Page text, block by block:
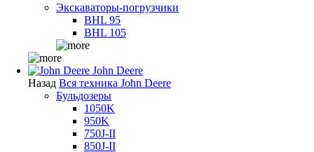
Экскаваторы-погрузчики
BHL 95
BHL 105
John Deere
Назад Вся техника John Deere
Бульдозеры
1050K
950K
750J-II
850J-II